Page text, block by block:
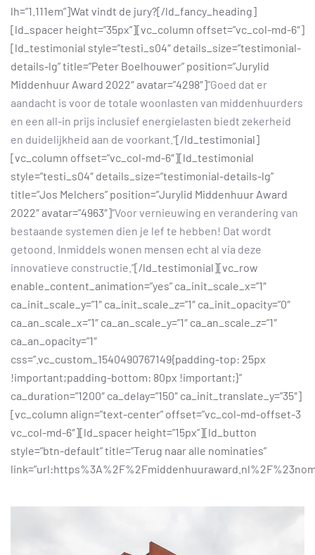
lh=”1.111em”]Wat vindt de jury?[/ld_fancy_heading]
[ld_spacer height=”35px”][vc_column offset=”vc_col-md-6″]
[ld_testimonial style=”testi_s04″ details_size=”testimonial-
details-lg” title=”Peter Boelhouwer” position=”Jurylid
Middenhuur Award 2022″ avatar=”4298″]“Goed dat er
aandacht is voor de totale woonlasten van middenhuurders
en een all-in prijs inclusief energielasten biedt zekerheid
en duidelijkheid aan de voorkant.”[/ld_testimonial]
[vc_column offset=”vc_col-md-6″][ld_testimonial
style=”testi_s04″ details_size=”testimonial-details-lg”
title=”Jos Melchers” position=”Jurylid Middenhuur Award
2022″ avatar=”4963″]“Voor vernieuwing en verandering van
bestaande systemen dien je lef te hebben! Dat wordt
getoond. Inmiddels wonen mensen echt al via deze
innovatieve constructie.”[/ld_testimonial][vc_row
enable_content_animation=”yes” ca_init_scale_x=”1″
ca_init_scale_y=”1″ ca_init_scale_z=”1″ ca_init_opacity=”0″
ca_an_scale_x=”1″ ca_an_scale_y=”1″ ca_an_scale_z=”1″
ca_an_opacity=”1″
css=”.vc_custom_1540490767149{padding-top: 25px
!important;padding-bottom: 80px !important;}”
ca_duration=”1200″ ca_delay=”150″ ca_init_translate_y=”35″]
[vc_column align=”text-center” offset=”vc_col-md-offset-3
vc_col-md-6″][ld_spacer height=”15px”][ld_button
style=”btn-default” title=”Terug naar alle nominaties”